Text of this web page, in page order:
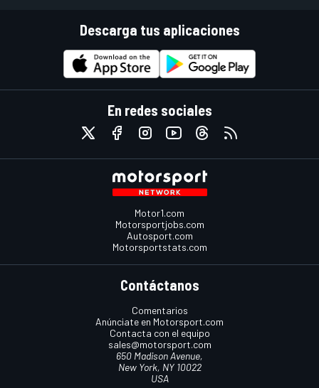
Descarga tus aplicaciones
En redes sociales
Motor1.com
Motorsportjobs.com
Autosport.com
Motorsportstats.com
Contáctanos
Comentarios
Anúnciate en Motorsport.com
Contacta con el equipo
sales@motorsport.com
650 Madison Avenue,
New York, NY 10022
USA